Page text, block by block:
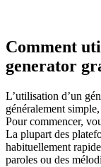
Comment
generator
L’utilisation d’un
généralement
Pour commencer,
La plupart des
habituellement
paroles ou des